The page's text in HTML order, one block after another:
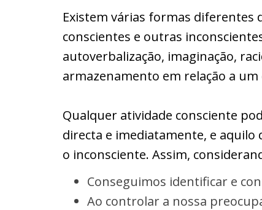
Existem várias formas diferentes
conscientes e outras
autoverbalização, imaginação,
armazenamento em relação a
Qualquer atividade consciente
directa e imediatamente, e
o inconsciente. Assim,
Conseguimos identificar e
Ao controlar a nossa